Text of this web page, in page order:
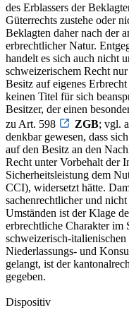
des Erblassers der
Güterrechts zustehe oder
Beklagten daher nach der
erbrechtlicher Natur.
handelt es sich auch nicht
schweizerischem Recht
Besitz auf eigenes
keinen Titel für sich
Besitzer, der einen
zu Art. 598
ZGB; vgl.
denkbar gewesen, dass
auf den Besitz an den
Recht unter Vorbehalt der
Sicherheitsleistung dem
CCI), widersetzt hätte.
sachenrechtlicher und
Umständen ist der Klage
erbrechtliche Charakter im
schweizerisch-italienischen
Niederlassungs- und
gelangt, ist der
gegeben.
Dispositiv